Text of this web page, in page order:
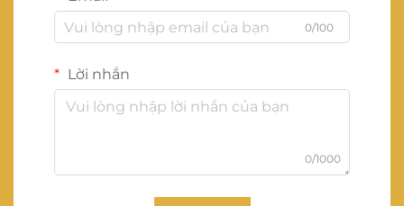
0/100
Lời nhắn
0/1000